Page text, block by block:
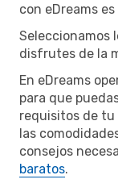
con eDreams
Seleccionamos
disfrutes de la
En eDreams
para que
requisitos de tu
las
consejos
baratos.